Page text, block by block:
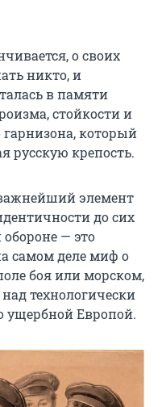
о своих
никто, и
в памяти
стойкости и
гарнизона, который
русскую крепость.
элемент
до сих
— это
самом деле миф о
боя или морском,
технологически
ущербной Европой.